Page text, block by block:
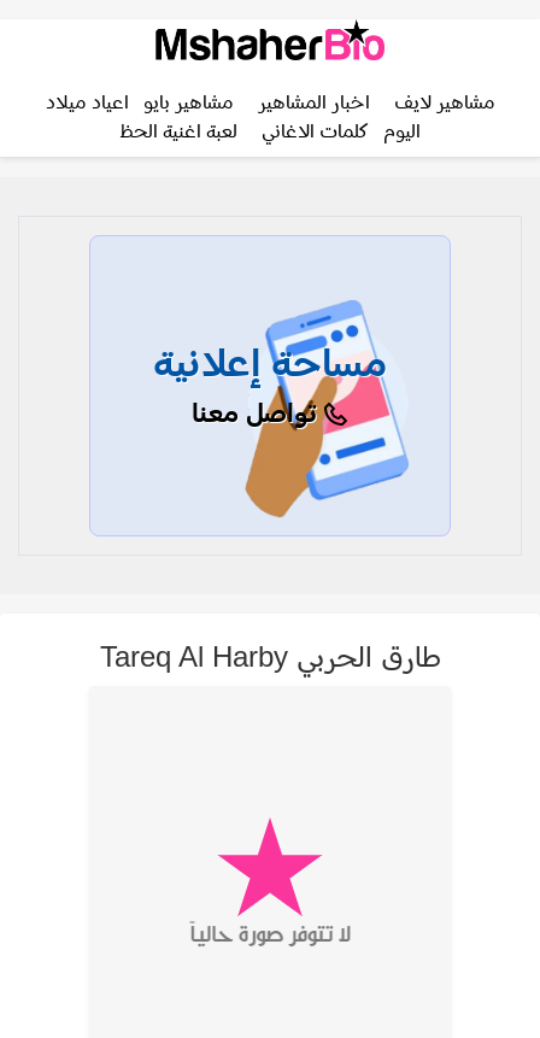
مشاهير لايف اخبار المشاهير مشاهير بايو
اعياد ميلاد
اليوم
كلمات الاغاني لعبة اغنية الحظ
مساحة إعلانية
تواصل معنا
طارق الحربي Tareq Al Harby